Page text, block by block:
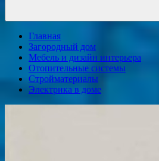
Главная
Загородный дом
Мебель и дизайн интерьера
Отопительные системы
Стройматериалы
Электрика в доме